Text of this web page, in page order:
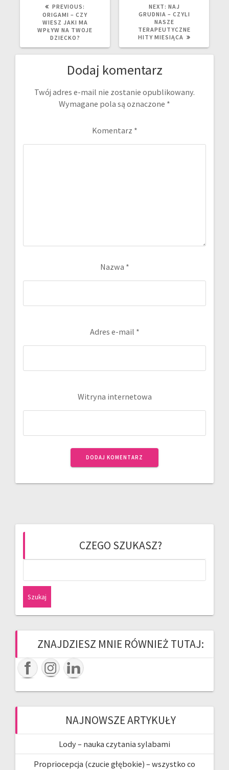
PREVIOUS:
POST:
ORIGAMI – CZY
WIESZ JAKI MA
WPŁYW NA TWOJE
DZIECKO?
NEXT: NEXT
POST:
NAJ
GRUDNIA – CZYLI
NASZE
TERAPEUTYCZNE
HITY MIESIĄCA
Dodaj komentarz
Twój adres e-mail nie zostanie opublikowany.
Wymagane pola są oznaczone *
Komentarz *
Nazwa *
Adres e-mail *
Witryna internetowa
CZEGO SZUKASZ?
ZNAJDZIESZ MNIE RÓWNIEŻ TUTAJ:
NAJNOWSZE ARTYKUŁY
Lody – nauka czytania sylabami
Propriocepcja (czucie głębokie) – wszystko co